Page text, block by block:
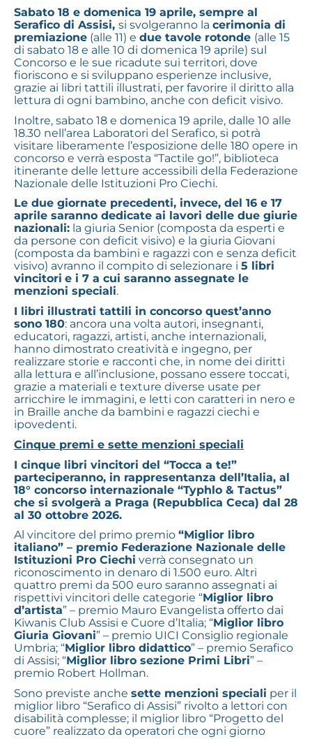
Sabato 18 e domenica 19 aprile, sempre al
Serafico di Assisi, si svolgeranno la cerimonia di
premiazione (alle 11) e due tavole rotonde (alle 15
di sabato 18 e alle 10 di domenica 19 aprile) sul
Concorso e le sue ricadute sui territori, dove
fioriscono e si sviluppano esperienze inclusive,
grazie ai libri tattili illustrati, per favorire il diritto alla
lettura di ogni bambino, anche con deficit visivo.
Inoltre, sabato 18 e domenica 19 aprile, dalle 10 alle
18.30 nell’area Laboratori del Serafico, si potrà
visitare liberamente l’esposizione delle 180 opere in
concorso e verrà esposta “Tactile go!”, biblioteca
itinerante delle letture accessibili della Federazione
Nazionale delle Istituzioni Pro Ciechi.
Le due giornate precedenti, invece, del 16 e 17
aprile saranno dedicate ai lavori delle due giurie
nazionali: la giuria Senior (composta da esperti e
da persone con deficit visivo) e la giuria Giovani
(composta da bambini e ragazzi con e senza deficit
visivo) avranno il compito di selezionare i 5 libri
vincitori e i 7 a cui saranno assegnate le
menzioni speciali.
I libri illustrati tattili in concorso quest’anno
sono 180: ancora una volta autori, insegnanti,
educatori, ragazzi, artisti, anche internazionali,
hanno dimostrato creatività e ingegno, per
realizzare storie e racconti che, in nome dei diritti
alla lettura e all’inclusione, possano essere toccati,
grazie a materiali e texture diverse usate per
arricchire le immagini, e letti con caratteri in nero e
in Braille anche da bambini e ragazzi ciechi e
ipovedenti.
Cinque premi e sette menzioni speciali
I cinque libri vincitori del “Tocca a te!”
parteciperanno, in rappresentanza dell’Italia, al
18° concorso internazionale “Typhlo & Tactus”
che si svolgerà a Praga (Repubblica Ceca) dal 28
al 30 ottobre 2026.
Al vincitore del primo premio “Miglior libro
italiano” – premio Federazione Nazionale delle
Istituzioni Pro Ciechi verrà consegnato un
riconoscimento in denaro di 1.500 euro. Altri
quattro premi da 500 euro saranno assegnati ai
rispettivi vincitori delle categorie “Miglior libro
d’artista” – premio Mauro Evangelista offerto dai
Kiwanis Club Assisi e Cuore d’Italia; “Miglior libro
Giuria Giovani” – premio UICI Consiglio regionale
Umbria; “Miglior libro didattico” – premio Serafico
di Assisi; “Miglior libro sezione Primi Libri” –
premio Robert Hollman.
Sono previste anche sette menzioni speciali per il
miglior libro “Serafico di Assisi” rivolto a lettori con
disabilità complesse; il miglior libro “Progetto del
cuore” realizzato da operatori che ogni giorno